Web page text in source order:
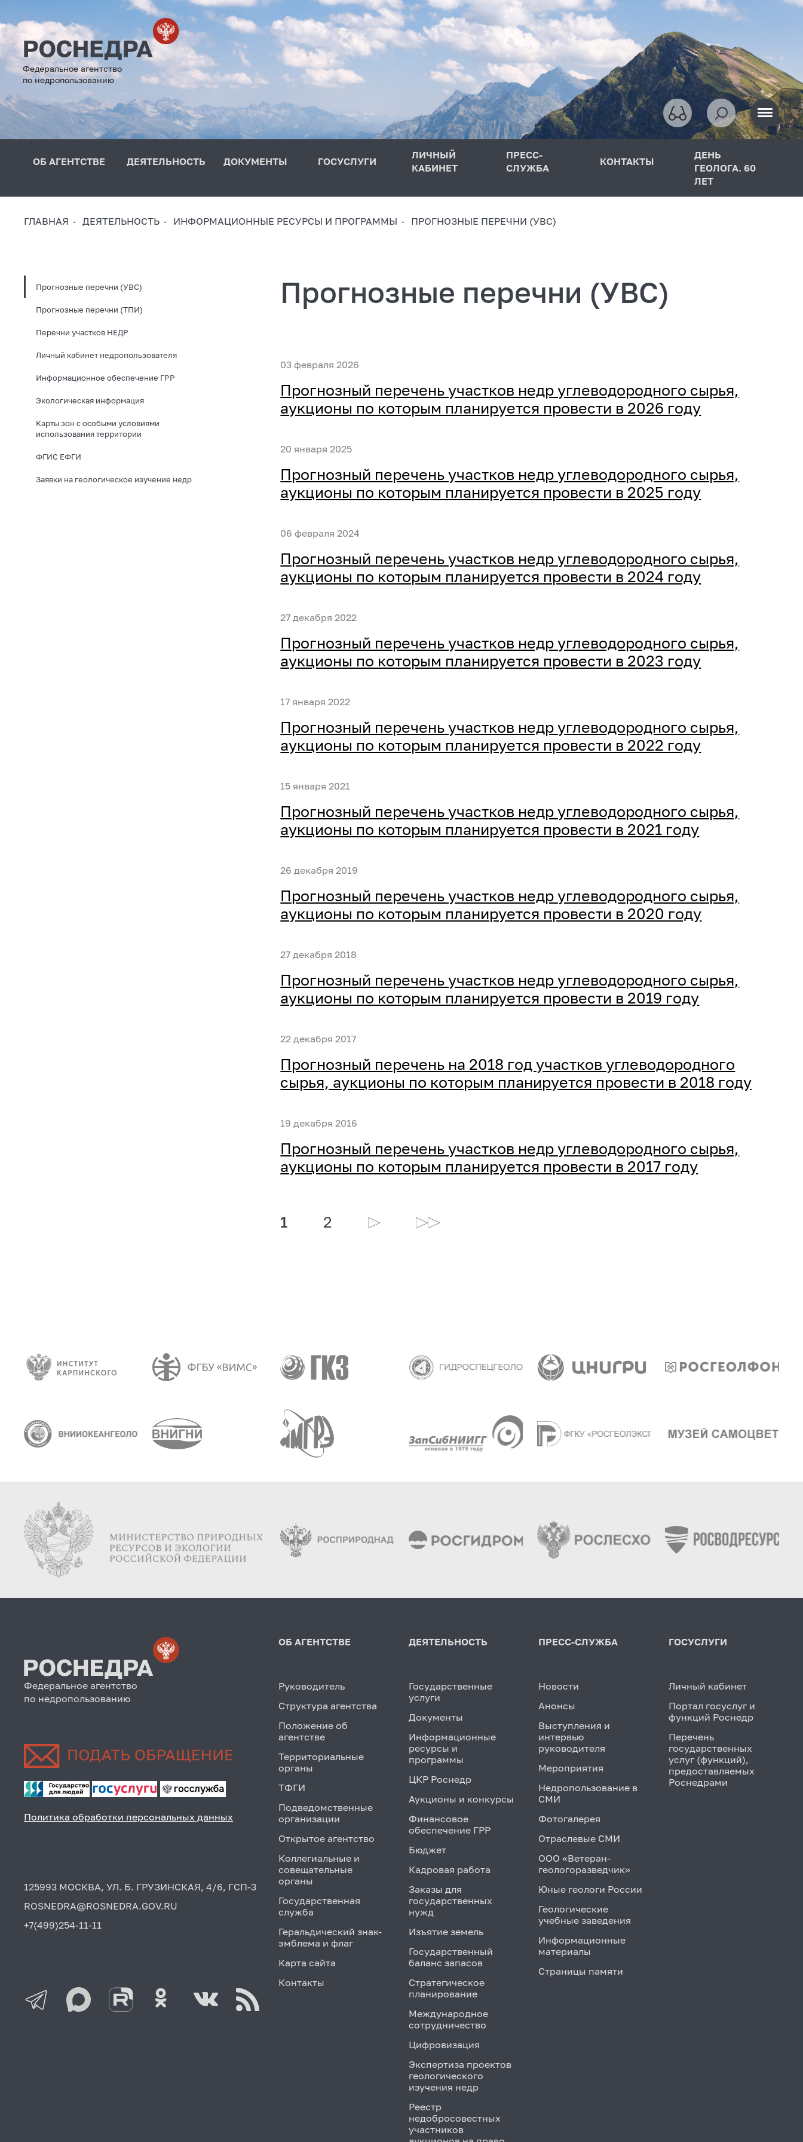
Федеральное агентство
по недропользованию
ОБ АГЕНТСТВЕ ДЕЯТЕЛЬНОСТЬ ДОКУМЕНТЫ ГОСУСЛУГИ
ЛИЧНЫЙ
КАБИНЕТ
ПРЕСС-
СЛУЖБА
КОНТАКТЫ
ДЕНЬ
ГЕОЛОГА. 60
ЛЕТ
ГЛАВНАЯ ДЕЯТЕЛЬНОСТЬ ИНФОРМАЦИОННЫЕ РЕСУРСЫ И ПРОГРАММЫ ПРОГНОЗНЫЕ ПЕРЕЧНИ (УВС)
Прогнозные перечни (УВС)
Прогнозные перечни (ТПИ)
Перечни участков НЕДР
Личный кабинет недропользователя
Информационное обеспечение ГРР
Экологическая информация
Карты зон с особыми условиями
использования территории
ФГИС ЕФГИ
Заявки на геологическое изучение недр
Прогнозные перечни (УВС)
03 февраля 2026
Прогнозный перечень участков недр углеводородного сырья,
аукционы по которым планируется провести в 2026 году
20 января 2025
Прогнозный перечень участков недр углеводородного сырья,
аукционы по которым планируется провести в 2025 году
06 февраля 2024
Прогнозный перечень участков недр углеводородного сырья,
аукционы по которым планируется провести в 2024 году
27 декабря 2022
Прогнозный перечень участков недр углеводородного сырья,
аукционы по которым планируется провести в 2023 году
17 января 2022
Прогнозный перечень участков недр углеводородного сырья,
аукционы по которым планируется провести в 2022 году
15 января 2021
Прогнозный перечень участков недр углеводородного сырья,
аукционы по которым планируется провести в 2021 году
26 декабря 2019
Прогнозный перечень участков недр углеводородного сырья,
аукционы по которым планируется провести в 2020 году
27 декабря 2018
Прогнозный перечень участков недр углеводородного сырья,
аукционы по которым планируется провести в 2019 году
22 декабря 2017
Прогнозный перечень на 2018 год участков углеводородного
сырья, аукционы по которым планируется провести в 2018 году
19 декабря 2016
Прогнозный перечень участков недр углеводородного сырья,
аукционы по которым планируется провести в 2017 году
1 2
Федеральное агентство
по недропользованию
Политика обработки персональных данных
125993 МОСКВА, УЛ. Б. ГРУЗИНСКАЯ, 4/6, ГСП-3
ROSNEDRA@ROSNEDRA.GOV.RU
+7(499)254-11-11
ОБ АГЕНТСТВЕ
Руководитель
Структура агентства
Положение об
агентстве
Территориальные
органы
ТФГИ
Подведомственные
организации
Открытое агентство
Коллегиальные и
совещательные
органы
Государственная
служба
Геральдический знак-
эмблема и флаг
Карта сайта
Контакты
ДЕЯТЕЛЬНОСТЬ
Государственные
услуги
Документы
Информационные
ресурсы и
программы
ЦКР Роснедр
Аукционы и конкурсы
Финансовое
обеспечение ГРР
Бюджет
Кадровая работа
Заказы для
государственных
нужд
Изъятие земель
Государственный
баланс запасов
Стратегическое
планирование
Международное
сотрудничество
Цифровизация
Экспертиза проектов
геологического
изучения недр
Реестр
недобросовестных
участников
ПРЕСС-СЛУЖБА
Новости
Анонсы
Выступления и
интервью
руководителя
Мероприятия
Недропользование в
СМИ
Фотогалерея
Отраслевые СМИ
ООО «Ветеран-
геологоразведчик»
Юные геологи России
Геологические
учебные заведения
Информационные
материалы
Страницы памяти
ГОСУСЛУГИ
Личный кабинет
Портал госуслуг и
функций Роснедр
Перечень
государственных
услуг (функций),
предоставляемых
Роснедрами